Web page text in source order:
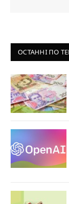
ОСТАННІ ПО